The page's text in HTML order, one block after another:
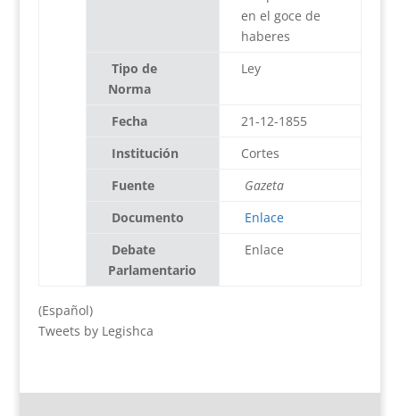
en el goce de
haberes
Tipo de
Norma
Ley
Fecha
21-12-1855
Institución
Cortes
Fuente
Gazeta
Documento
Enlace
Debate
Parlamentario
Enlace
(Español)
Tweets by Legishca